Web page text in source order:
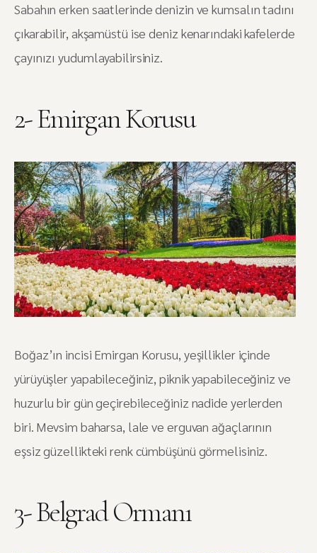
Sabahın erken saatlerinde denizin ve kumsalın tadını
çıkarabilir, akşamüstü ise deniz kenarındaki kafelerde
çayınızı yudumlayabilirsiniz.
2- Emirgan Korusu
Boğaz’ın incisi Emirgan Korusu, yeşillikler içinde
yürüyüşler yapabileceğiniz, piknik yapabileceğiniz ve
huzurlu bir gün geçirebileceğiniz nadide yerlerden
biri. Mevsim baharsa, lale ve erguvan ağaçlarının
eşsiz güzellikteki renk cümbüşünü görmelisiniz.
3- Belgrad Ormanı